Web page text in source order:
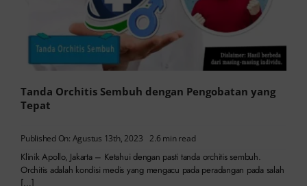
Tanda Orchitis Sembuh dengan Pengobatan yang
Tepat
Published On: Agustus 13th, 2023 2.6 min read
Klinik Apollo, Jakarta – Ketahui dengan pasti tanda orchitis sembuh.
Orchitis adalah kondisi medis yang mengacu pada peradangan pada salah
[…]